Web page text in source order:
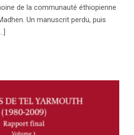
de la communauté éthiopienne
Un manuscrit perdu, puis